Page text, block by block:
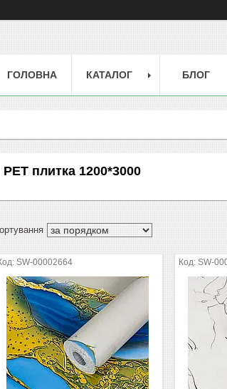
ГОЛОВНА КАТАЛОГ БЛОГ
PЕT плитка 1200*3000
SW-00002664 SW-